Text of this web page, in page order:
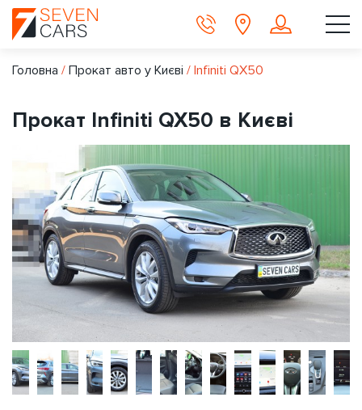
Головна / Прокат авто у Києві / Infiniti QX50
Прокат Infiniti QX50 в Києві